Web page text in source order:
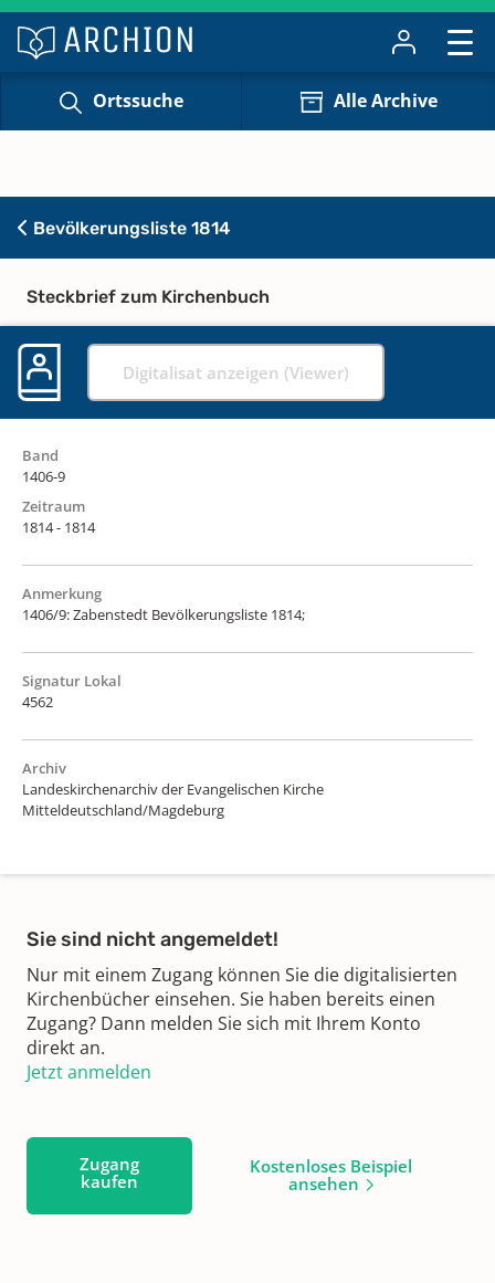
Ortssuche Alle Archive
Bevölkerungsliste 1814
Steckbrief zum Kirchenbuch
Digitalisat anzeigen (Viewer)
Band
1406-9
Zeitraum
1814 - 1814
Anmerkung
1406/9: Zabenstedt Bevölkerungsliste 1814;
Signatur Lokal
4562
Archiv
Landeskirchenarchiv der Evangelischen Kirche
Mitteldeutschland/Magdeburg
Sie sind nicht angemeldet!
Nur mit einem Zugang können Sie die digitalisierten
Kirchenbücher einsehen. Sie haben bereits einen
Zugang? Dann melden Sie sich mit Ihrem Konto
direkt an.
Jetzt anmelden
Zugang
kaufen
Kostenloses Beispiel
ansehen